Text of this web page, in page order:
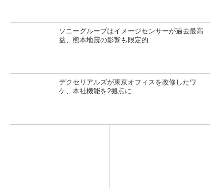
ソニーグループはイメージセンサーが過去最高
益、熊本地震の影響も限定的
デクセリアルズが東京オフィスを改修したワ
ケ、本社機能を2拠点に